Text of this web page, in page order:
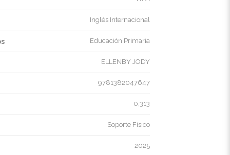
Inglés Internacional
Educación Primaria
ELLENBY JODY
9781382047647
0,313
Soporte Físico
2025